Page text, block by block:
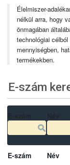
Élelmiszer-
nélkül arra, hogy
önmagában
technológiai
mennyiségben,
termékekben.
E-szám
E-szám Név